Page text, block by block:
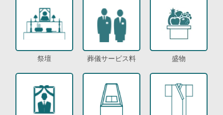
祭壇 葬儀サービス料 盛物